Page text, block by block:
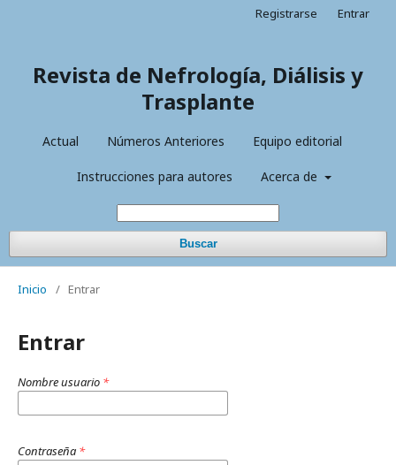
Revista de Nefrología, Diálisis y
Trasplante
Actual Números Anteriores Equipo editorial
Instrucciones para autores Acerca de
Buscar
Registrarse Entrar
Inicio / Entrar
Entrar
Nombre usuario *
Contraseña *